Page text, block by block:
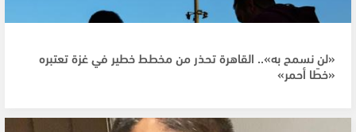
«لن نسمح به».. القاهرة تحذر من مخطط خطير في غزة تعتبره
«خطًا أحمر»